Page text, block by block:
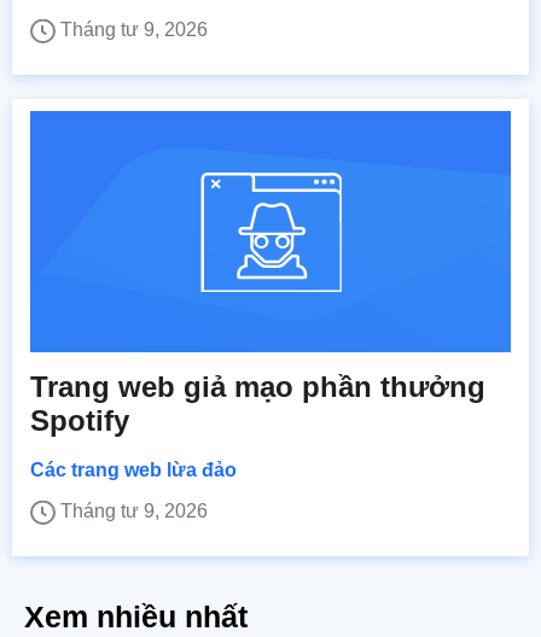
Tháng tư 9, 2026
Trang web giả mạo phần thưởng
Spotify
Các trang web lừa đảo
Tháng tư 9, 2026
Xem nhiều nhất